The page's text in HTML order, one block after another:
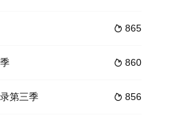
 865
 860
 856
第三季